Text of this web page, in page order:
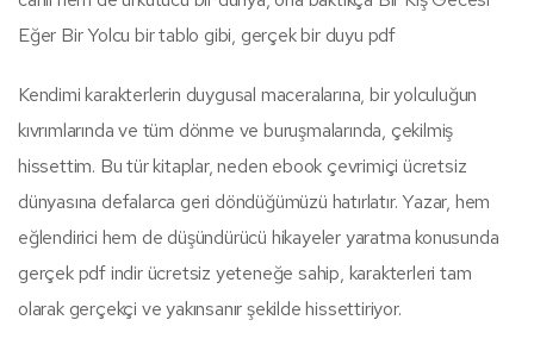
Eğer Bir Yolcu bir tablo gibi, gerçek bir duyu pdf
Kendimi karakterlerin duygusal maceralarına, bir yolculuğun
kıvrımlarında ve tüm dönme ve buruşmalarında, çekilmiş
hissettim. Bu tür kitaplar, neden ebook çevrimiçi ücretsiz
dünyasına defalarca geri döndüğümüzü hatırlatır. Yazar, hem
eğlendirici hem de düşündürücü hikayeler yaratma konusunda
gerçek pdf indir ücretsiz yeteneğe sahip, karakterleri tam
olarak gerçekçi ve yakınsanır şekilde hissettiriyor.